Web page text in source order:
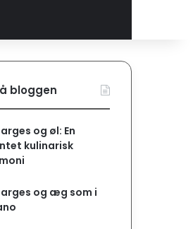
bloggen
og øl: En
kulinarisk
og æg som i